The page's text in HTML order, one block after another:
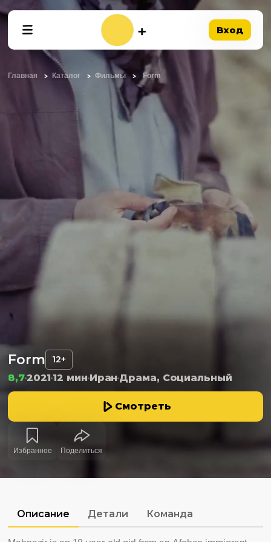
Вход
Главная Каталог Фильмы Form
Form 12+
8,7202112 минИранДрама, Социальный
Смотреть
Избранное Поделиться
Описание Детали Команда